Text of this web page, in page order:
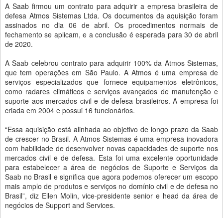
A Saab firmou um contrato para adquirir a empresa brasileira de
defesa Atmos Sistemas Ltda. Os documentos da aquisição foram
assinados no dia 06 de abril. Os procedimentos normais de
fechamento se aplicam, e a conclusão é esperada para 30 de abril
de 2020.
A Saab celebrou contrato para adquirir 100% da Atmos Sistemas,
que tem operações em São Paulo. A Atmos é uma empresa de
serviços especializados que fornece equipamentos eletrônicos,
como radares climáticos e serviços avançados de manutenção e
suporte aos mercados civil e de defesa brasileiros. A empresa foi
criada em 2004 e possui 16 funcionários.
“Essa aquisição está alinhada ao objetivo de longo prazo da Saab
de crescer no Brasil. A Atmos Sistemas é uma empresa inovadora
com habilidade de desenvolver novas capacidades de suporte nos
mercados civil e de defesa. Esta foi uma excelente oportunidade
para estabelecer a área de negócios de Suporte e Serviços da
Saab no Brasil e significa que agora podemos oferecer um escopo
mais amplo de produtos e serviços no domínio civil e de defesa no
Brasil”, diz Ellen Molin, vice-presidente senior e head da área de
negócios de Support and Services.